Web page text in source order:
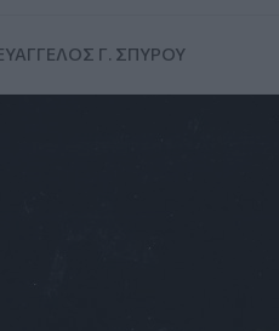
Γ. ΣΠΎΡΟΥ